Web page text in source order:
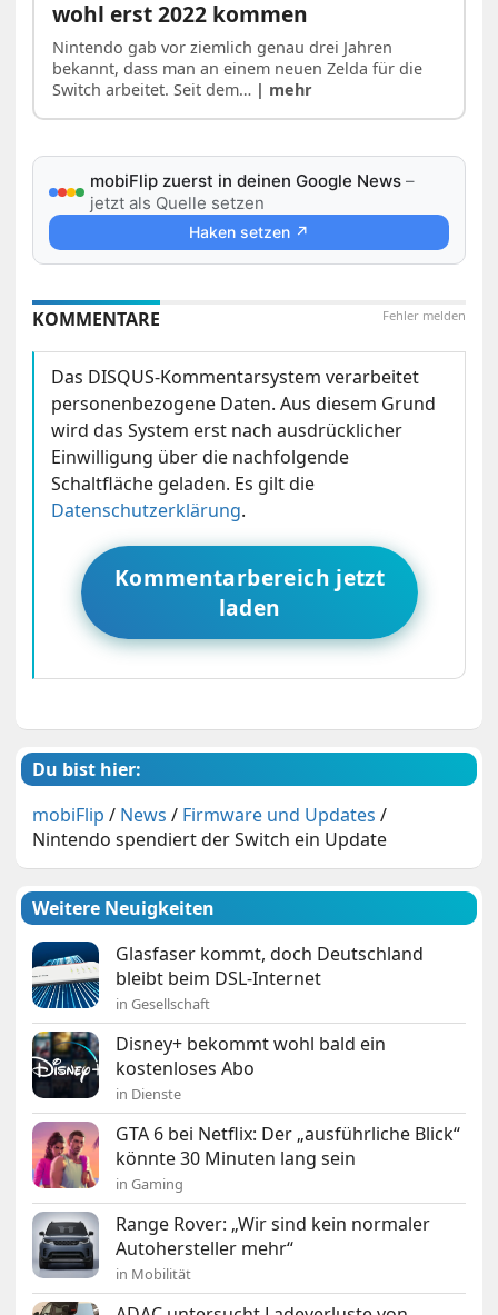
wohl erst 2022 kommen
Nintendo gab vor ziemlich genau drei Jahren
bekannt, dass man an einem neuen Zelda für die
Switch arbeitet. Seit dem… | mehr
mobiFlip zuerst in deinen Google News –
jetzt als Quelle setzen
Haken setzen ↗
Fehler melden
KOMMENTARE
Das DISQUS-Kommentarsystem verarbeitet
personenbezogene Daten. Aus diesem Grund
wird das System erst nach ausdrücklicher
Einwilligung über die nachfolgende
Schaltfläche geladen. Es gilt die
Datenschutzerklärung.
Kommentarbereich jetzt
laden
Du bist hier:
mobiFlip / News / Firmware und Updates /
Nintendo spendiert der Switch ein Update
Weitere Neuigkeiten
Glasfaser kommt, doch Deutschland
bleibt beim DSL-Internet
in Gesellschaft
Disney+ bekommt wohl bald ein
kostenloses Abo
in Dienste
GTA 6 bei Netflix: Der „ausführliche Blick“
könnte 30 Minuten lang sein
in Gaming
Range Rover: „Wir sind kein normaler
Autohersteller mehr“
in Mobilität